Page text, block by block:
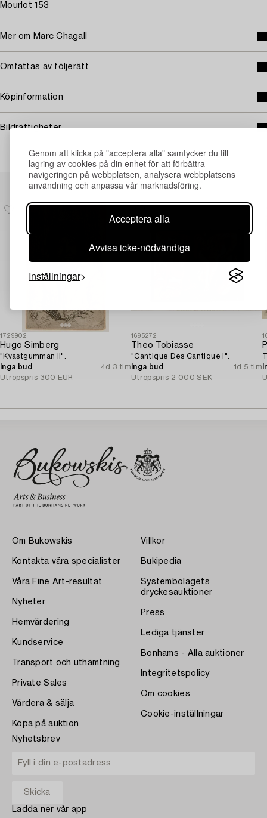
Genom att klicka på "acceptera alla" samtycker du till
lagring av cookies på din enhet för att förbättra
navigeringen på webbplatsen, analysera webbplatsens
användning och anpassa vår marknadsföring.
Acceptera alla
Avvisa icke-nödvändiga
Inställningar
Mourlot 153
Mer om Marc Chagall
Omfattas av följerätt
Köpinformation
Bildrättigheter
Andra har även tittat på
1729902
Hugo Simberg
"Kvastgumman II".
Inga bud
4d 3 tim
Utropspris 300 EUR
1695272
Theo Tobiasse
"Cantique Des Cantique I".
Inga bud
1d 5 tim
Utropspris 2 000 SEK
Om Bukowskis
Kontakta våra specialister
Våra Fine Art-resultat
Nyheter
Hemvärdering
Kundservice
Transport och uthämtning
Private Sales
Värdera & sälja
Köpa på auktion
Villkor
Bukipedia
Systembolagets
dryckesauktioner
Press
Lediga tjänster
Bonhams - Alla auktioner
Integritetspolicy
Om cookies
Cookie-inställningar
Nyhetsbrev
Ladda ner vår app